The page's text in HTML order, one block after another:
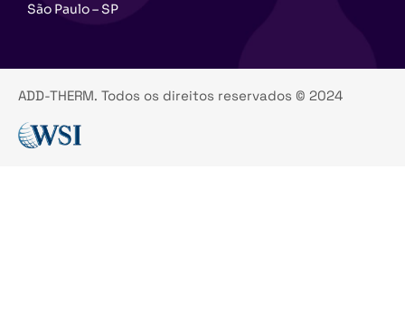
São Paulo – SP
ADD-THERM. Todos os direitos reservados © 2024